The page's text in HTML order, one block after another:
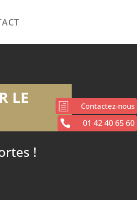
LE
!
h Contactez-nous
 01 42 40 65 60